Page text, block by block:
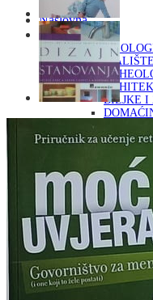
Naslovna
KNJIGE
OD
DO
BILJKE I
OD
DO RELIGIJA